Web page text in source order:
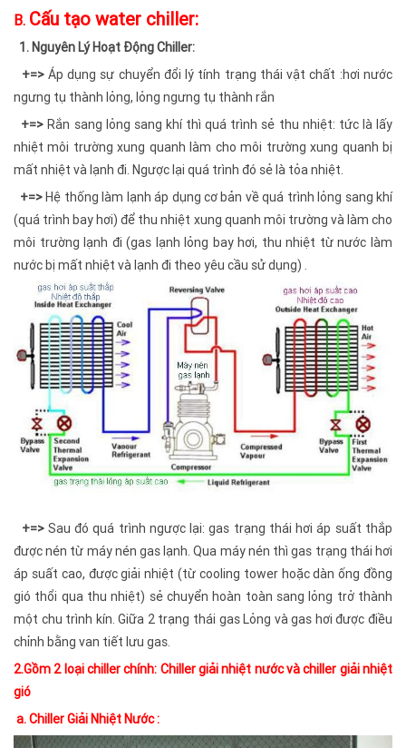
B. Cấu tạo water chiller:
1. Nguyên Lý Hoạt Động Chiller:
+=> Áp dụng sự chuyển đổi lý tính trạng thái vật chất :hơi nước
ngưng tụ thành lỏng, lỏng ngưng tụ thành rắn
+=>Rắn sang lỏng sang khí thì quá trình sẻ thu nhiệt: tức là lấy
nhiệt môi trường xung quanh làm cho môi trường xung quanh bị
mất nhiệt và lạnh đi. Ngược lại quá trình đó sẻ là tỏa nhiệt.
+=>Hệ thống làm lạnh áp dụng cơ bản về quá trình lỏng sang khí
(quá trình bay hơi) để thu nhiệt xung quanh môi trường và làm cho
môi trường lạnh đi (gas lạnh lỏng bay hơi, thu nhiệt từ nước làm
nước bị mất nhiệt và lạnh đi theo yêu cầu sử dụng) .
+=> Sau đó quá trình ngược lại: gas trạng thái hơi áp suất thắp
được nén từ máy nén gas lạnh. Qua máy nén thì gas trạng thái hơi
áp suất cao, được giải nhiệt (từ cooling tower hoặc dàn ống đồng
gió thổi qua thu nhiệt) sẻ chuyển hoàn toàn sang lỏng trở thành
một chu trình kín. Giữa 2 trạng thái gas Lỏng và gas hơi được điều
chỉnh bằng van tiết lưu gas.
2.Gồm 2 loại chiller chính: Chiller giải nhiệt nước và chiller giải nhiệt
gió
a. Chiller Giải Nhiệt Nước :